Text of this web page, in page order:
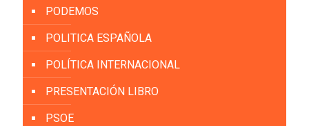
PODEMOS
POLITICA ESPAÑOLA
POLÍTICA INTERNACIONAL
PRESENTACIÓN LIBRO
PSOE